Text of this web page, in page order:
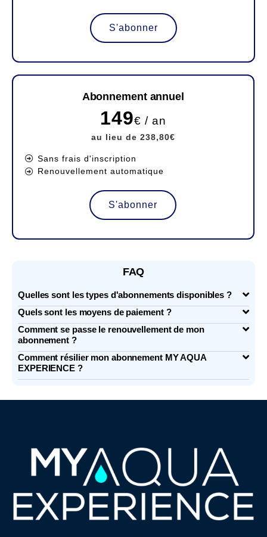
S'abonner
Abonnement annuel
149€ / an
au lieu de 238,80€
Sans frais d'inscription
Renouvellement automatique
S'abonner
FAQ
Quelles sont les types d'abonnements disponibles ?
Quels sont les moyens de paiement ?
Comment se passe le renouvellement de mon
abonnement ?
Comment résilier mon abonnement MY AQUA
EXPERIENCE ?